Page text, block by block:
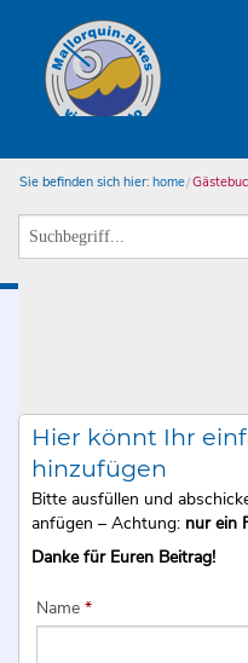
Sie befinden sich hier: home
Hier könnt Ihr
hinzufügen
Bitte ausfüllen und
anfügen – Achtung: nur ein
Danke für Euren Beitrag!
Name *